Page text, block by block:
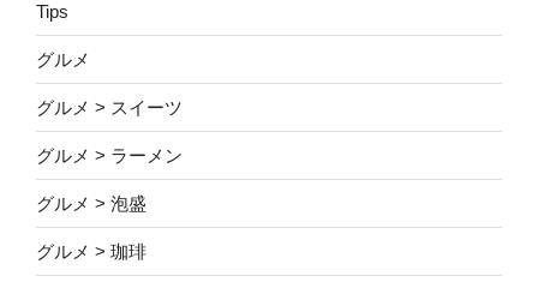
Tips
グルメ
グルメ > スイーツ
グルメ > ラーメン
グルメ > 泡盛
グルメ > 珈琲